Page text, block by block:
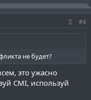
т
в
ы
й
г
о
#4
не будет?
это ужасно
CMI, используй